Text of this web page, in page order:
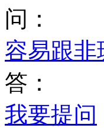
问：
容易跟
答：
我要提问